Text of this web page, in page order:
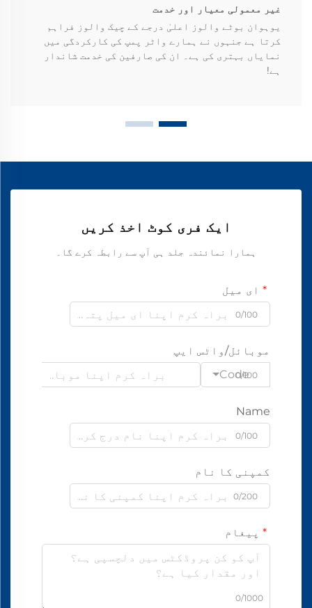
غیر معمولی معیار اور خدمت
یوہوان بوٹے والوز اعلیٰ درجے کے چیک والوز فراہم
کرتا ہے جنہوں نے ہمارے واٹر پمپ کی کارکردگی میں
نمایاں بہتری کی ہے۔ ان کی صارفین کی خدمت شاندار
ہے!
ایک فری کوٹ اخذ کریں
ہمارا نمائندہ جلد ہی آپ سے رابطہ کرے گا۔
ای میل
0/100
موبائل/واٹس ایپ
Code
0/100
Name
0/100
کمپنی کا نام
0/200
پیغام
0/1000